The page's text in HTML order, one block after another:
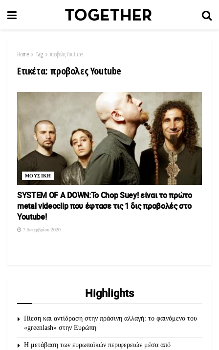
Home Tag προβολες Youtube
Ετικέτα: προβολες Youtube
ΜΟΥΣΙΚΗ
SYSTEM OF A DOWN:Το Chop Suey! είναι το πρώτο
metal videoclip που έφτασε τις 1 δις προβολές στο
Youtube!
7 Δεκεμβρίου 2020
Highlights
Πίεση και αντίδραση στην πράσινη αλλαγή: το φαινόμενο του
«greenlash» στην Ευρώπη
Η μετάβαση των ευρωπαϊκών περιφερειών μέσα από